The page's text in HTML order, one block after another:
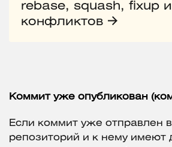
rebase, squash, fixup
конфликтов
Коммит уже опубликован
Если коммит уже отправлен
репозиторий и к нему имеют